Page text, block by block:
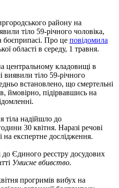
району на
тіло 59-річного чоловіка,
боєприпасі. Про це повідомила
області в середу, 1 травня.
центральному кладовищі в
виявили тіло 59-річного
встановлено, що смертельні
ймовірно, підірвавшись на
тіла надійшло до
30 квітня. Наразі речові
на експертне дослідження.
до Єдиного реєстру досудових
Умисне вбивство.
прогримів вибух на